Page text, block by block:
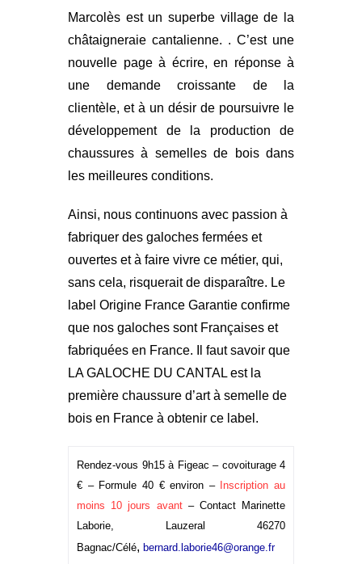
Marcolès est un superbe village de la
châtaigneraie cantalienne. . C’est une
nouvelle page à écrire, en réponse à
une demande croissante de la
clientèle, et à un désir de poursuivre le
développement de la production de
chaussures à semelles de bois dans
les meilleures conditions.
Ainsi, nous continuons avec passion à
fabriquer des galoches fermées et
ouvertes et à faire vivre ce métier, qui,
sans cela, risquerait de disparaître. Le
label Origine France Garantie confirme
que nos galoches sont Françaises et
fabriquées en France. Il faut savoir que
LA GALOCHE DU CANTAL est la
première chaussure d’artà semelle de
bois en France à obtenir ce label.
Rendez-vous 9h15 à Figeac – covoiturage 4
€ – Formule 40 € environ – Inscription au
moins 10 jours avant – Contact Marinette
Laborie, Lauzeral 46270
Bagnac/Célé, bernard.laborie46@orange.fr